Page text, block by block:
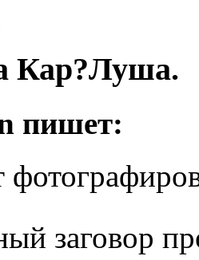
Кар?Луша.
пишет:
заговор